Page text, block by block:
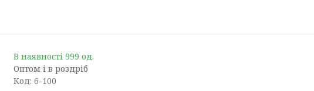
В наявності 999 од.
Оптом і в роздріб
Код: 6-100